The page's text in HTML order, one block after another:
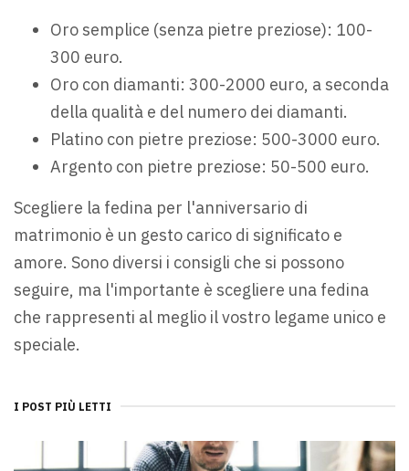
Oro semplice (senza pietre preziose): 100-
300 euro.
Oro con diamanti: 300-2000 euro, a seconda
della qualità e del numero dei diamanti.
Platino con pietre preziose: 500-3000 euro.
Argento con pietre preziose: 50-500 euro.
Scegliere la fedina per l'anniversario di
matrimonio è un gesto carico di significato e
amore. Sono diversi i consigli che si possono
seguire, ma l'importante è scegliere una fedina
che rappresenti al meglio il vostro legame unico e
speciale.
I POST PIÙ LETTI